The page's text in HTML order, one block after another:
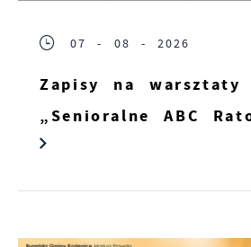
07 - 08 - 2026
Zapisy na warsztaty
„Senioralne ABC